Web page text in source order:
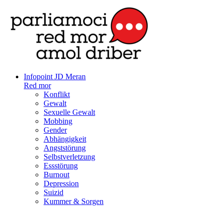
Infopoint JD Meran
Red mor
Konflikt
Gewalt
Sexuelle Gewalt
Mobbing
Gender
Abhängigkeit
Angststörung
Selbstverletzung
Essstörung
Burnout
Depression
Suizid
Kummer & Sorgen